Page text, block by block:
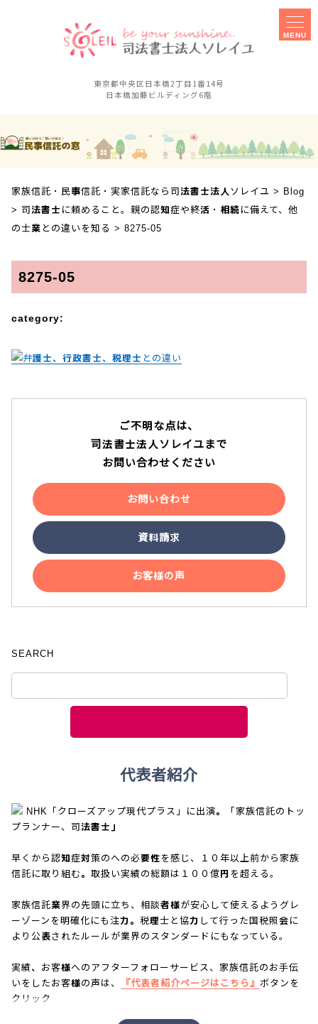
東京都中央区日本橋2丁目1番14号
日本橋加藤ビルディング6階家族信託
障害のある子の
親なき後対策
相談手続きに
ご不安な方へ
事業承継対策
セミナー
相談会
説明動画
YouTube
MENU
家族信託・民事信託・実家信託なら司法書士法人ソレイユ > Blog
> 司法書士に頼めること。親の認知症や終活・相続に備えて、他
の士業との違いを知る > 8275-05
8275-05
category:
ご不明な点は、
司法書士法人ソレイユまで
お問い合わせください
お問い合わせ
資料請求
お客様の声
SEARCH
代表者紹介
NHK「クローズアップ現代プラス」に出演。「家族信託のトッ
プランナー、司法書士」
早くから認知症対策のへの必要性を感じ、１０年以上前から家族
信託に取り組む。取扱い実績の総額は１００億円を超える。
家族信託業界の先頭に立ち、相談者様が安心して使えるようグレ
ーゾーンを明確化にも注力。税理士と協力して行った国税照会に
より公表されたルールが業界のスタンダードにもなっている。
実績、お客様へのアフターフォローサービス、家族信託のお手伝
いをしたお客様の声は、
『代表者紹介ページはこちら』 ボタンを
クリック